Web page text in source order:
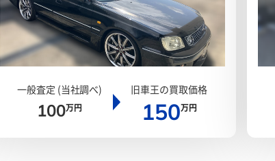
一般査定 (当社調べ)
100万円
旧車王の買取価格
150万円